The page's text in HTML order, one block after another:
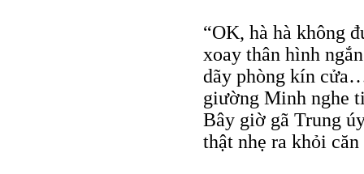
“OK, hà hà không
xoay thân hình
dãy phòng kín
giường Minh nghe
Bây giờ gã Trung
thật nhẹ ra khỏi